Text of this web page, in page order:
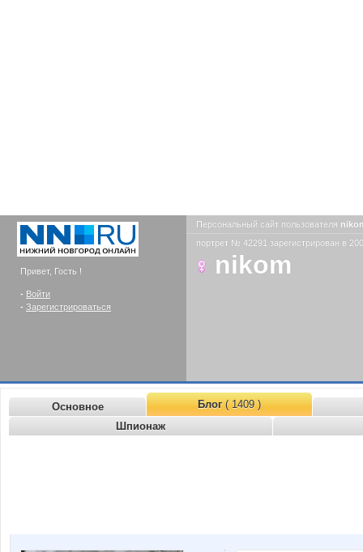
Привет, Гость !
- Войти
- Зарегистрироваться
Персональный сайт пользователя
портрет № 42291 зарегистрирован в
nikom
Основное Блог( 1409 )
Шпионаж